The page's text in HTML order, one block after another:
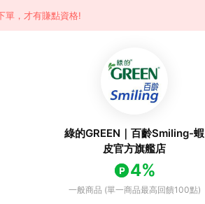
單，才有賺點資格!
綠的GREEN｜百齡Smiling-蝦
皮官方旗艦店
4%
一般商品 (單一商品最高回饋100點)